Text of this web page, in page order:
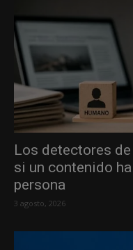
Los detectores
si un contenido
persona
3 agosto, 2026